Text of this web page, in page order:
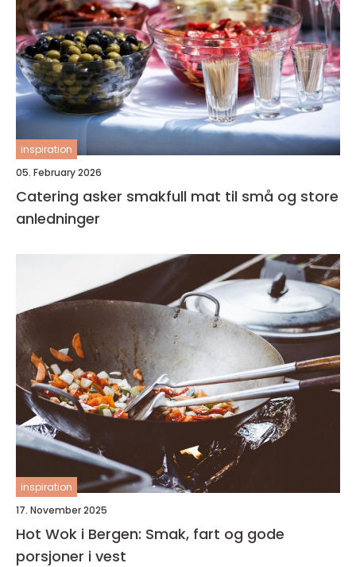
inspiration
05. February 2026
Catering asker smakfull mat til små og store
anledninger
inspiration
17. November 2025
Hot Wok i Bergen: Smak, fart og gode
porsjoner i vest